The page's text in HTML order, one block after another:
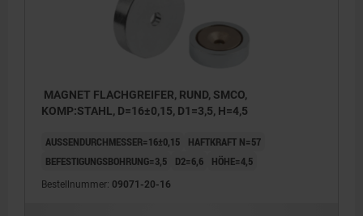
MAGNET FLACHGREIFER, RUND, SMCO,
KOMP:STAHL, D=16±0,15, D1=3,5, H=4,5
AUSSENDURCHMESSER=16±0,15
HAFTKRAFT N=57
BEFESTIGUNGSBOHRUNG=3,5
D2=6,6 HÖHE=4,5
Bestellnummer: 09071-20-16